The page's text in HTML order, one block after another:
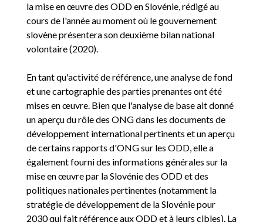
la mise en œuvre des ODD en Slovénie, rédigé au
cours de l'année au moment où le gouvernement
slovène présentera son deuxième bilan national
volontaire (2020).
En tant qu'activité de référence, une analyse de fond
et une cartographie des parties prenantes ont été
mises en œuvre. Bien que l'analyse de base ait donné
un aperçu du rôle des ONG dans les documents de
développement international pertinents et un aperçu
de certains rapports d'ONG sur les ODD, elle a
également fourni des informations générales sur la
mise en œuvre par la Slovénie des ODD et des
politiques nationales pertinentes (notamment la
stratégie de développement de la Slovénie pour
2030 qui fait référence aux ODD et à leurs cibles). La